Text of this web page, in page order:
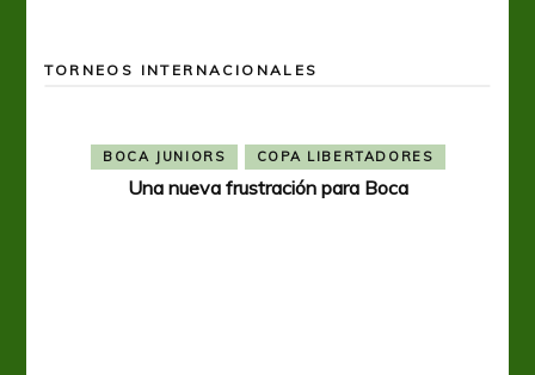
TORNEOS INTERNACIONALES
BOCA JUNIORS COPA LIBERTADORES
Una nueva frustración para Boca